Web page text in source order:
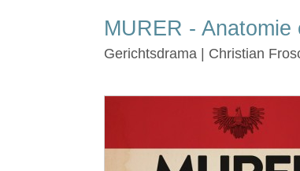
MURER -
Gerichtsdrama | Christian